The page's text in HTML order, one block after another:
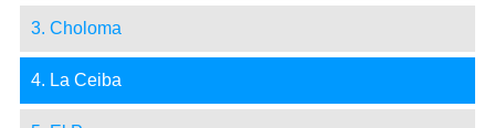
3. Choloma
4. La Ceiba